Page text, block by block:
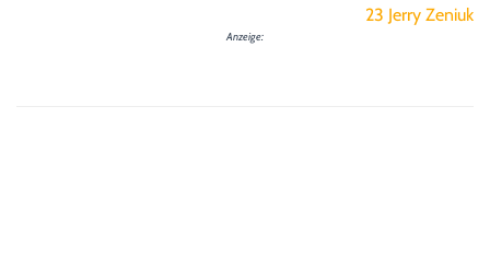
23 Jerry Zeniuk
Anzeige: